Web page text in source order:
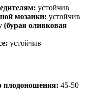
устойчив
мозаики: устойчив
(бурая оливковая
устойчив
плодоношения: 45-50